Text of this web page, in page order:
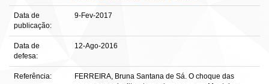
Data de
publicação:
9-Fev-2017
Data de
defesa:
12-Ago-2016
Referência:
FERREIRA, Bruna Santana de Sá. O choque das